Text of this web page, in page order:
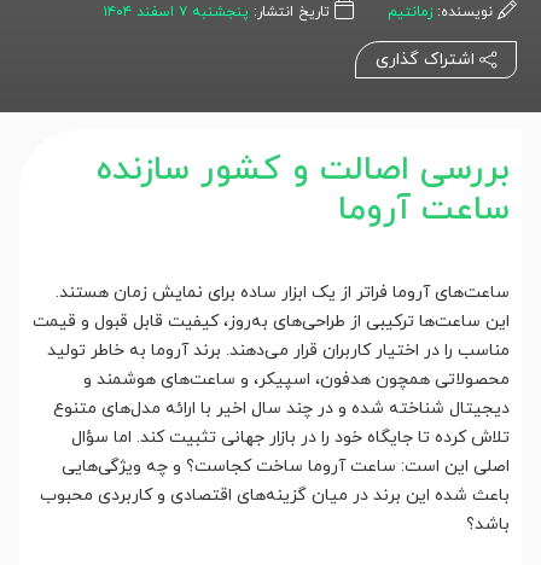
نویسنده: زمانتیم تاریخ انتشار: پنجشنبه ۷ اسفند ۱۴۰۴
اشتراک گذاری
بررسی اصالت و کشور سازنده
ساعت آروما
ساعت‌های آروما فراتر از یک ابزار ساده برای نمایش زمان هستند.
این ساعت‌ها ترکیبی از طراحی‌های به‌روز، کیفیت قابل قبول و قیمت
مناسب را در اختیار کاربران قرار می‌دهند. برند آروما به خاطر تولید
محصولاتی همچون هدفون، اسپیکر، و ساعت‌های هوشمند و
دیجیتال شناخته شده و در چند سال اخیر با ارائه مدل‌های متنوع
تلاش کرده تا جایگاه خود را در بازار جهانی تثبیت کند. اما سؤال
اصلی این است: ساعت آروما ساخت کجاست؟ و چه ویژگی‌هایی
باعث شده این برند در میان گزینه‌های اقتصادی و کاربردی محبوب
باشد؟